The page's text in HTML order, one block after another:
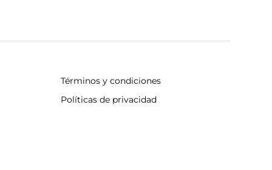
Términos y condiciones
Políticas de privacidad